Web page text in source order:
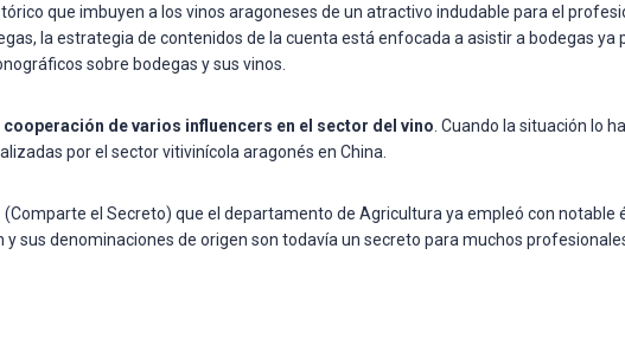
que imbuyen a los vinos aragoneses de un atractivo indudable para el
la estrategia de contenidos de la cuenta está enfocada a asistir a bodegas ya
sobre bodegas y sus vinos.
cooperación de varios influencers en el sector del vino . Cuando la situación lo
por el sector vitivinícola aragonés en China.
(Comparte el Secreto) que el departamento de Agricultura ya empleó con notable
sus denominaciones de origen son todavía un secreto para muchos